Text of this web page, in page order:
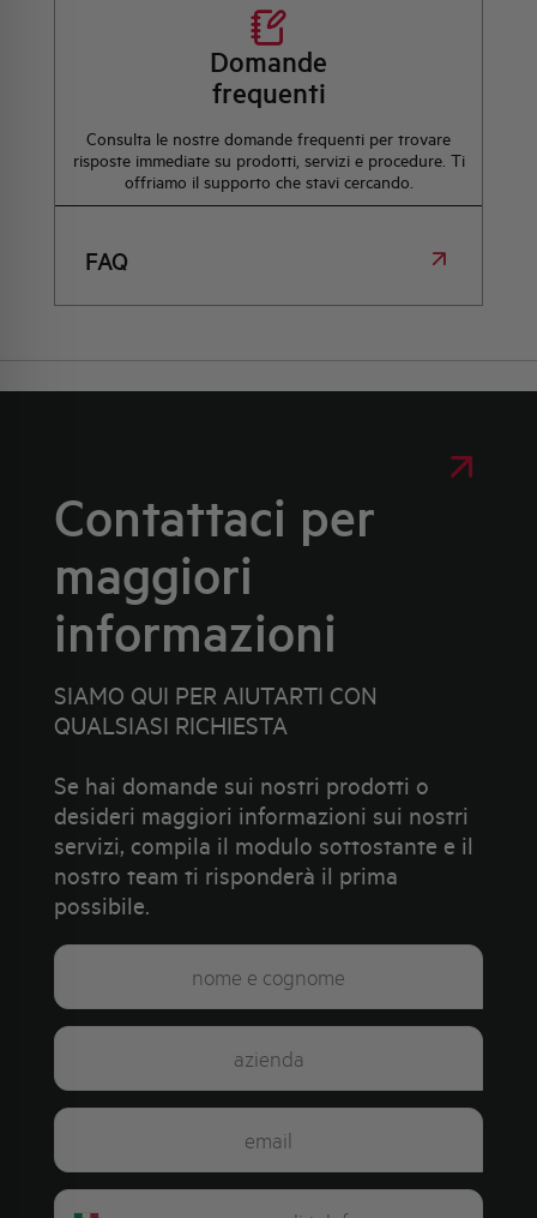
Domande
frequenti
Consulta le nostre domande frequenti per trovare
risposte immediate su prodotti, servizi e procedure. Ti
offriamo il supporto che stavi cercando.
FAQ
Contattaci per
maggiori
informazioni
SIAMO QUI PER AIUTARTI CON
QUALSIASI RICHIESTA
Se hai domande sui nostri prodotti o
desideri maggiori informazioni sui nostri
servizi, compila il modulo sottostante e il
nostro team ti risponderà il prima
possibile.